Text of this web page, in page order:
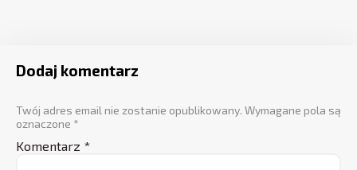
Dodaj komentarz
Twój adres email nie zostanie opublikowany. Wymagane pola są
oznaczone *
Komentarz *